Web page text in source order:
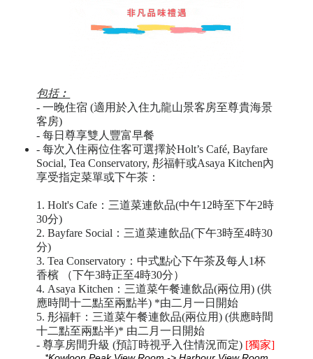
包括︰
- 一晚住宿 (適用於入住九龍山景客房至尊貴海景
客房)
- 每日尊享雙人豐富早餐
- 每次入住兩位住客可選擇於Holt’s Café, Bayfare
Social, Tea Conservatory, 彤福軒或Asaya Kitchen內
享受指定菜單或下午茶：
1. Holt's Cafe：三道菜連飲品(中午12時至下午2時
30分)
2. Bayfare Social：三道菜連飲品(下午3時至4時30
分)
3. Tea Conservatory：中式點心下午茶及每人1杯
香檳 （下午3時正至4時30分）
4. Asaya Kitchen：三道菜午餐連飲品(兩位用) (供
應時間十二點至兩點半) *由二月一日開始
5. 彤福軒：三道菜午餐連飲品(兩位用) (供應時間
十二點至兩點半)* 由二月一日開始
- 尊享房間升級 (預訂時視乎入住情況而定) [獨家]